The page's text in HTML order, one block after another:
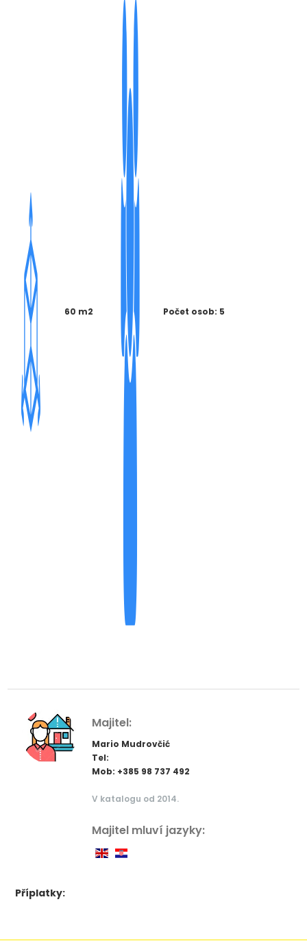
60 m2 Počet osob: 5
Majitel:
Mario Mudrovčić
Tel:
Mob: +385 98 737 492
V katalogu od 2014.
Majitel mluví jazyky:
Příplatky: